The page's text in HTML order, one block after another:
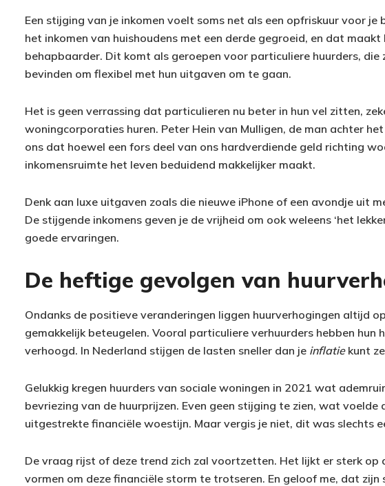
Een stijging van je inkomen voelt soms net als een opfriskuur voor je
het inkomen van huishoudens met een derde gegroeid, en dat
behapbaarder. Dit komt als geroepen voor particuliere huurders, die
bevinden om flexibel met hun uitgaven om te gaan.
Het is geen verrassing dat particulieren nu beter in hun vel zitten,
woningcorporaties huren. Peter Hein van Mulligen, de man achter
ons dat hoewel een fors deel van ons hardverdiende geld richting
inkomensruimte het leven beduidend makkelijker maakt.
Denk aan luxe uitgaven zoals die nieuwe iPhone of een avondje uit
De stijgende inkomens geven je de vrijheid om ook weleens ‘het
goede ervaringen.
De heftige gevolgen van
Ondanks de positieve veranderingen liggen huurverhogingen altijd
gemakkelijk beteugelen. Vooral particuliere verhuurders hebben hun
verhoogd. In Nederland stijgen de lasten sneller dan je inflatiekunt
Gelukkig kregen huurders van sociale woningen in 2021 wat
bevriezing van de huurprijzen. Even geen stijging te zien, wat voelde
uitgestrekte financiële woestijn. Maar vergis je niet, dit was slechts
De vraag rijst of deze trend zich zal voortzetten. Het lijkt er sterk op
vormen om deze financiële storm te trotseren. En geloof me, dat